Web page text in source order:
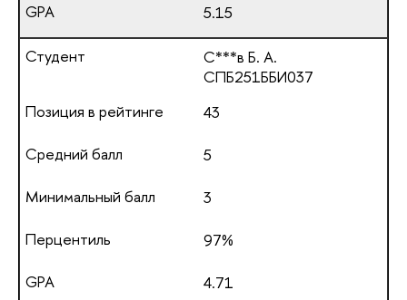
5.15
С***в Б. А.
СПБ251ББИ037
43
5
3
97%
4.71